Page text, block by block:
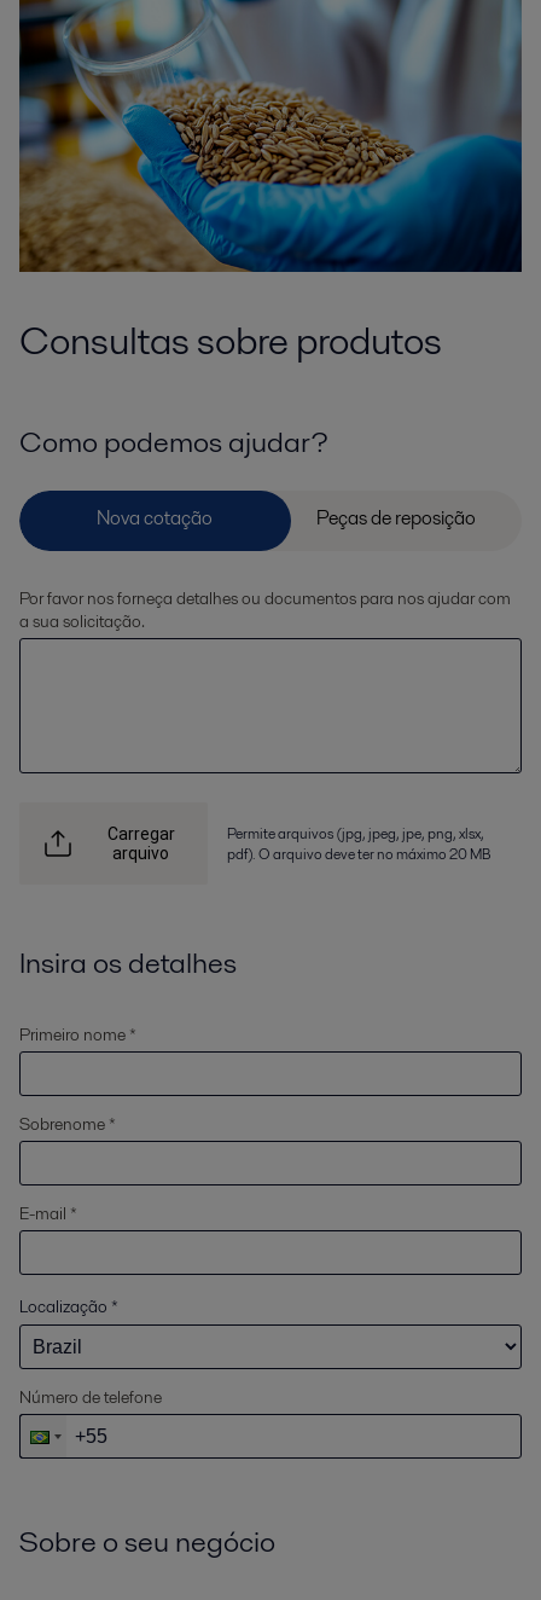
Consultas sobre produtos
Como podemos ajudar?
Por favor nos forneça detalhes ou documentos para nos ajudar com
a sua solicitação.
Carregar
arquivo
Permite arquivos (jpg, jpeg, jpe, png, xlsx,
pdf). O arquivo deve ter no máximo 20 MB
Insira os detalhes
Primeiro nome *
Sobrenome *
E-mail *
Localização *
Número de telefone
Sobre o seu negócio